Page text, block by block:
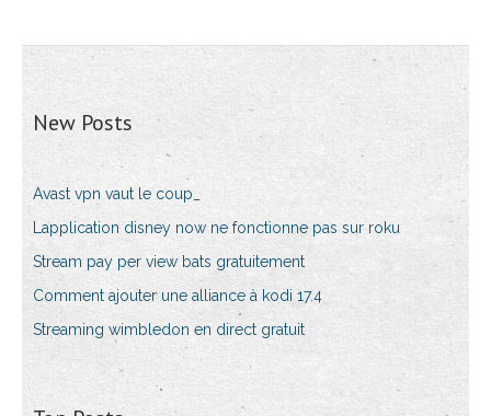
New Posts
Avast vpn vaut le coup_
Lapplication disney now ne fonctionne pas sur roku
Stream pay per view bats gratuitement
Comment ajouter une alliance à kodi 17.4
Streaming wimbledon en direct gratuit